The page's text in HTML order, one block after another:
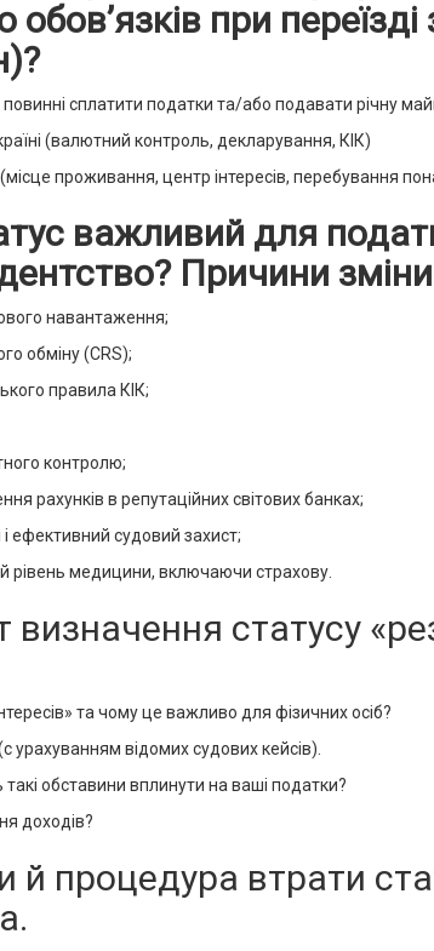
обов’язків при
повинні сплатити податки та/або подавати річну
(валютний контроль, декларування, КІК)
проживання, центр інтересів, перебування
важливий для
Причини
навантаження;
обміну (CRS);
правила КІК;
контролю;
рахунків в репутаційних світових банках;
судовий захист;
рівень медицини, включаючи страхову.
визначення статусу
та чому це важливо для фізичних осіб?
урахуванням відомих судових кейсів).
обставини вплинути на ваші податки?
доходів?
й процедура втрати